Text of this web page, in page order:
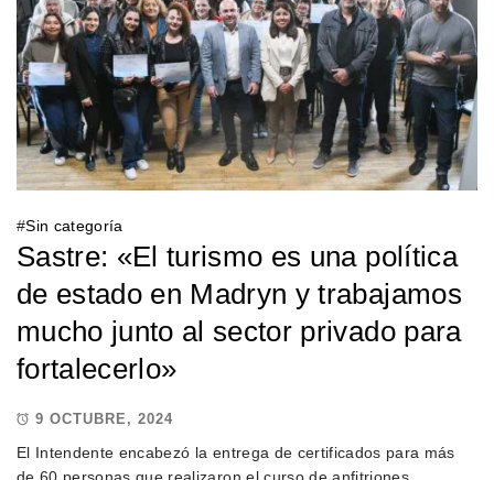
#Sin categoría
Sastre: «El turismo es una política
de estado en Madryn y trabajamos
mucho junto al sector privado para
fortalecerlo»
9 OCTUBRE, 2024
El Intendente encabezó la entrega de certificados para más
de 60 personas que realizaron el curso de anfitriones